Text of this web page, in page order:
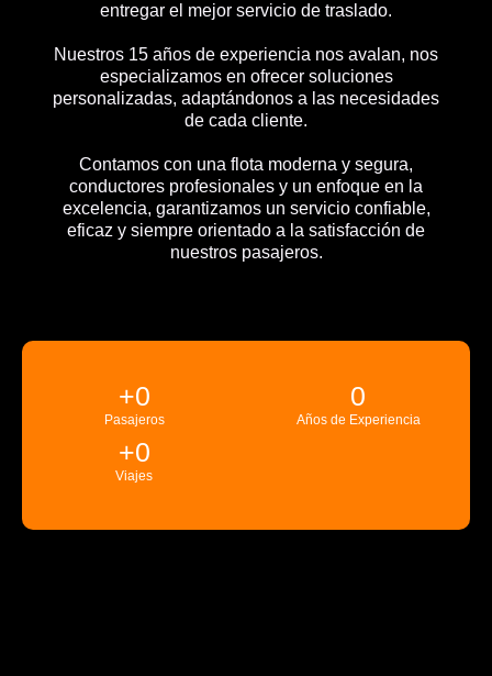
entregar el mejor servicio de traslado.
Nuestros 15 años de experiencia nos avalan, nos
especializamos en ofrecer soluciones
personalizadas, adaptándonos a las necesidades
de cada cliente.
Contamos con una flota moderna y segura,
conductores profesionales y un enfoque en la
excelencia, garantizamos un servicio confiable,
eficaz y siempre orientado a la satisfacción de
nuestros pasajeros.
Pasajeros
+0
Años de Experiencia
0
Viajes
+0